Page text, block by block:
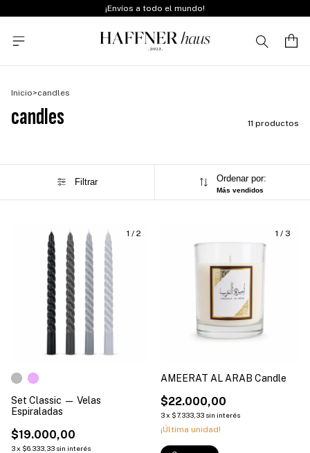
¡Envíos a todo el mundo!
Inicio>candles
candles 11 productos
Filtrar Ordenar por:
Más vendidos
1 / 2
Set Classic — Velas
Espiraladas
$19.000,00
3x $6.333,33 sin interés
1 / 3
AMEERAT AL ARAB Candle
$22.000,00
3x $7.333,33 sin interés
¡Última unidad!